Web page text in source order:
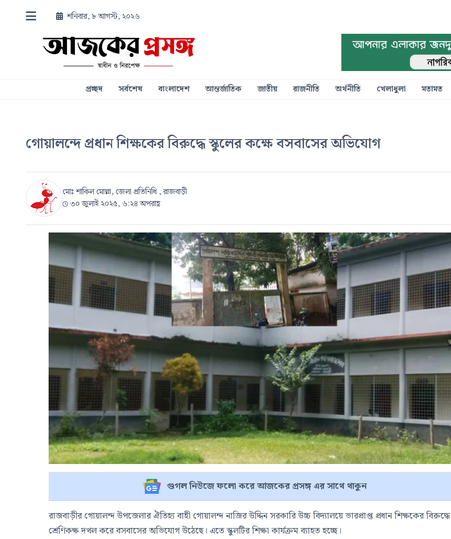
শনিবার, ৮ আগস্ট, ২০২৬
প্রচ্ছদ সর্বশেষ বাংলাদেশ আন্তর্জাতিক জাতীয় রাজনীতি অর্থনীতি খেলাধুলা মতামত
গোয়ালন্দে প্রধান শিক্ষকের বিরুদ্ধে স্কুলের কক্ষে বসবাসের অভিযোগ
মোঃ শাকিল মোল্লা, জেলা প্রতিনিধি , রাজবাড়ী
৩০ জুলাই ২০২৫, ৬:২৪ অপরাহ্ণ
গুগল নিউজে ফলো করে আজকের প্রসঙ্গ এর সাথে থাকুন
রাজবাড়ীর গোয়ালন্দ উপজেলার ঐতিহ্য বাহী গোয়ালন্দ নাজির উদ্দিন সরকারি উচ্চ বিদ্যালয়ে ভারপ্রাপ্ত প্রধান শিক্ষকের বিরুদ্ধে
শ্রেণিকক্ষ দখল করে বসবাসের অভিযোগ উঠেছে। এতে স্কুলটির শিক্ষা কার্যক্রম ব্যাহত হচ্ছে।